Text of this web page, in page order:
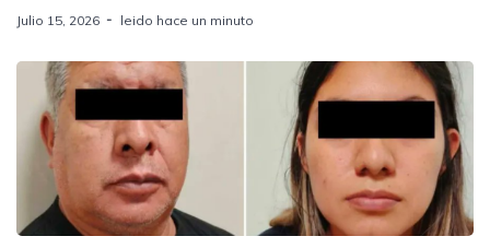
Julio 15, 2026 leido hace un minuto